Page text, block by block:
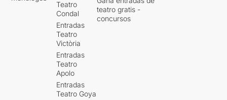
Teatro
Condal
Entradas
Teatro
Victòria
Entradas
Teatro
Apolo
Entradas
Teatro Goya
teatro gratis -
concursos